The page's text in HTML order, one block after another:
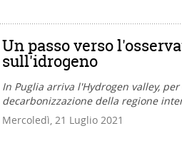
Un passo verso
sull'idrogeno
In Puglia arriva l'Hydrogen valley,
decarbonizzazione della regione
Mercoledì, 21 Luglio 2021